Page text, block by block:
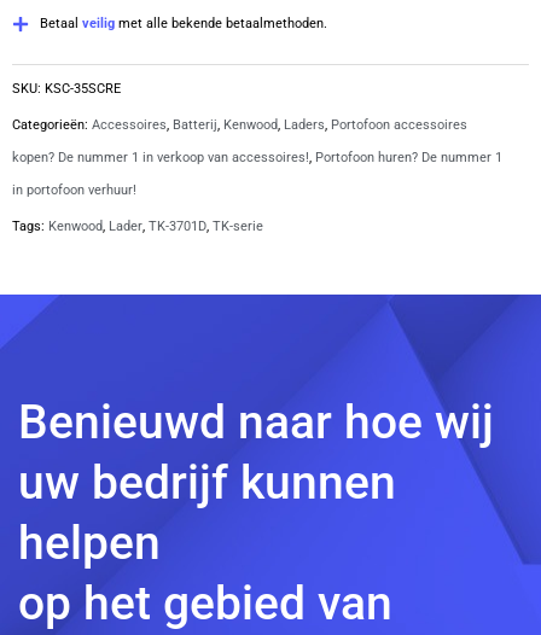
en
serie
KSC-
35SCRE
Betaal veilig met alle bekende betaalmethoden.
SKU: KSC-35SCRE
Categorieën: Accessoires, Batterij, Kenwood, Laders, Portofoon accessoires
kopen? De nummer 1 in verkoop van accessoires!, Portofoon huren? De nummer 1
in portofoon verhuur!
Tags: Kenwood, Lader, TK-3701D, TK-serie
Benieuwd naar hoe wij
uw bedrijf kunnen
helpen
op het gebied van